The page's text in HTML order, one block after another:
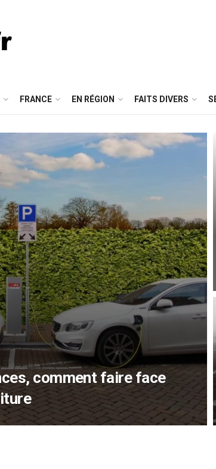
FRANCE EN RÉGION FAITS DIVERS
comment faire face